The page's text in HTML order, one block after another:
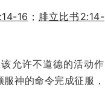
16 ； 腓立比书2:14-
允许不道德的活动作
神的命令完成征服，